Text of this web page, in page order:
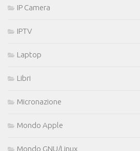
IP Camera
IPTV
Laptop
Libri
Micronazione
Mondo Apple
Mondo GNU/Linux